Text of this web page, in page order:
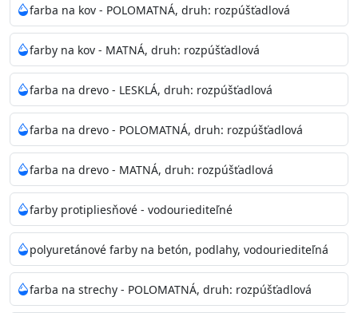
Odtieň: Biela + je možné tónovať podľa RAL, NCS,
Pantone
Informácie k aplikácií
Pred použitím farbu narieďte do 10% vodou podľa
spôsobu aplikácie. Dobre premiešajte a občas opakujte
aj počas náteru. Naneste jednu
vrstvu štetcom, valčekom alebo striekacou pištoľou
farba zasychá na dotyk po 30-60min./23°C po
dokonalom preschnutí minimálne 3-
4hod/23°C je možné aplikovať ďalšiu vrstvu náteru.
Doba schnutia je závislá na poveternostných
podmienkach s vyššou vlhkosťou a nižšou
teplotou sa doba schnutia predlžuje.
farba na kov - POLOMATNÁ, druh: rozpúšťadlová
farby na kov - MATNÁ, druh: rozpúšťadlová
farba na drevo - LESKLÁ, druh: rozpúšťadlová
farba na drevo - POLOMATNÁ, druh: rozpúšťadlová
farba na drevo - MATNÁ, druh: rozpúšťadlová
farby protipliesňové - vodouriediteľné
polyuretánové farby na betón, podlahy, vodouriediteľná
farba na strechy - POLOMATNÁ, druh: rozpúšťadlová